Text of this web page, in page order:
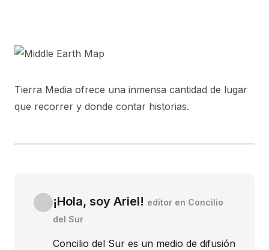
Tierra Media ofrece una inmensa cantidad de lugar
que recorrer y donde contar historias.
¡Hola, soy Ariel! editor en Concilio
del Sur
Concilio del Sur es un medio de difusión